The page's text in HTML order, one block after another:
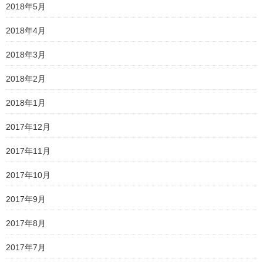
2018年5月
2018年4月
2018年3月
2018年2月
2018年1月
2017年12月
2017年11月
2017年10月
2017年9月
2017年8月
2017年7月